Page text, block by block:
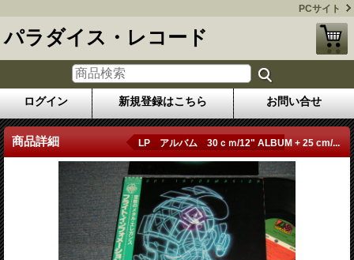
PCサイト
パラダイス・レコード
ログイン 新規登録はこちら お問い合せ
商品詳細 LP アルバム 30ｃｍ/12" ALBUM + 25 cm/...